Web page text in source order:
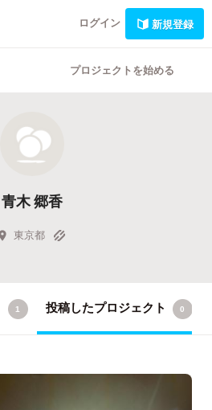
ログイン 新規登録
プロジェクトを始める
青木 郷香
東京都
1 投稿したプロジェクト 0